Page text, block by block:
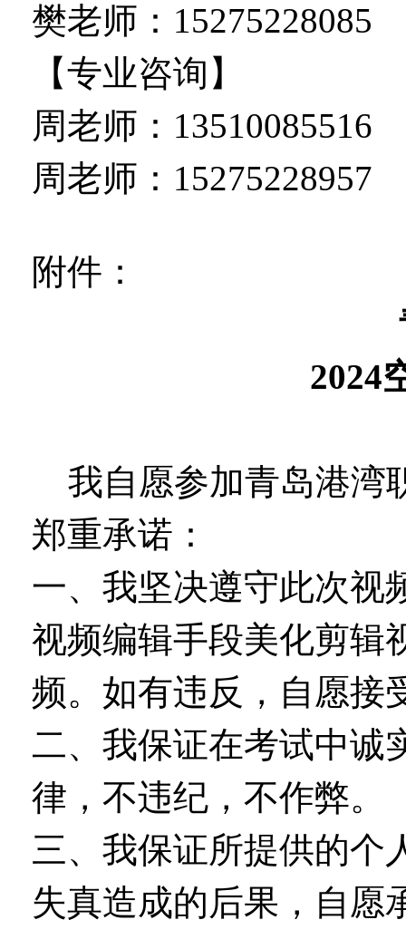
樊老师：15275228085
【专业咨询】
周老师：13510085516
周老师：15275228957
附件：
2024
我自愿参加青岛港湾
郑重承诺：
一、我坚决遵守此次视
视频编辑手段美化剪辑
频。如有违反，自愿接
二、我保证在考试中诚
律，不违纪，不作弊。
三、我保证所提供的个
失真造成的后果，自愿